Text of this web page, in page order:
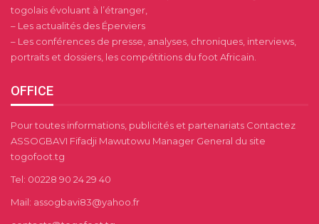
togolais évoluant à l’étranger,
– Les actualités des Éperviers
– Les conférences de presse, analyses, chroniques, interviews,
portraits et dossiers, les compétitions du foot Africain.
OFFICE
Pour toutes informations, publicités et partenariats Contactez
ASSOGBAVI Fifadji Mawutowu Manager General du site
togofoot.tg
Tel: 00228 90 24 29 40
Mail: assogbavi83@yahoo.fr